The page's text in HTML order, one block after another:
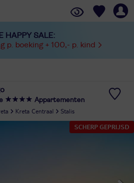
HAPPY SALE:
p. boeking + 100,- p. kind
Appartementen
Kreta Centraal
Stalis
SCHERP GEPRIJSD